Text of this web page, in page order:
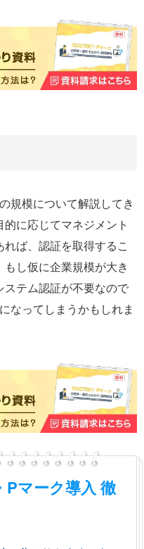
規模について解説してき
に応じてマネジメント
ば、認証を取得するこ
し仮に企業規模が大き
テム認証が不要なので
なってしまうかもしれま
Pマーク導入 徹